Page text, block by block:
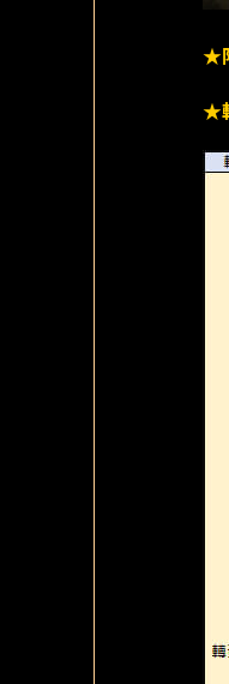
★
★